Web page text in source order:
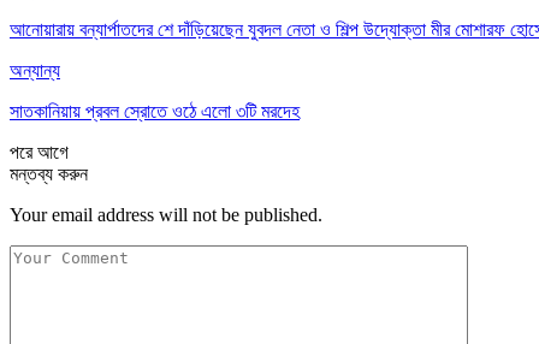
আনোয়ারায় বন্যার্পাতদের শে দাঁড়িয়েছেন যুবদল নেতা ও শিল্প উদ্যোক্তা মীর মোশারফ
অন্যান্য
সাতকানিয়ায় প্রবল স্রোতে ওঠে এলো ৩টি মরদেহ
পরেআগে
মন্তব্য করুন
Your email address will not be published.